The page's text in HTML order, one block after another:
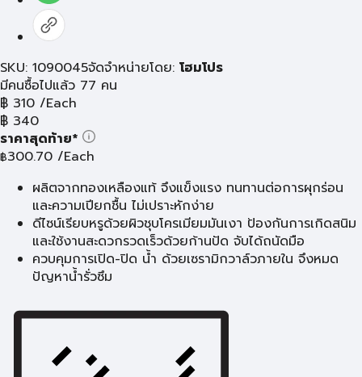
SKU: 1090045จัดจำหน่ายโดย: โฮมโปร
มีคนซื้อไปแล้ว 77 คน
฿ 310 /Each
฿ 340
ราคาสุดท้าย*
฿300.70 /Each
ผลิตจากทองเหลืองแท้ จึงแข็งแรง ทนทานต่อการผุกร่อน
และความเปียกชื้น ไม่เปราะหักง่าย
ดีไซน์เรียบหรูด้วยผิวชุบโครเมียมมันเงา ป้องกันการเกิดสนิม
และใช้งานสะดวกรวดเร็วด้วยก้านปัด จับได้ถนัดมือ
ควบคุมการเปิด-ปิด น้ำ ด้วยเซรามิกวาล์วภายใน จึงหมด
ปัญหาน้ำรั่วซึม